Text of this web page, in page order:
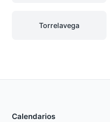
Torrelavega
Calendarios